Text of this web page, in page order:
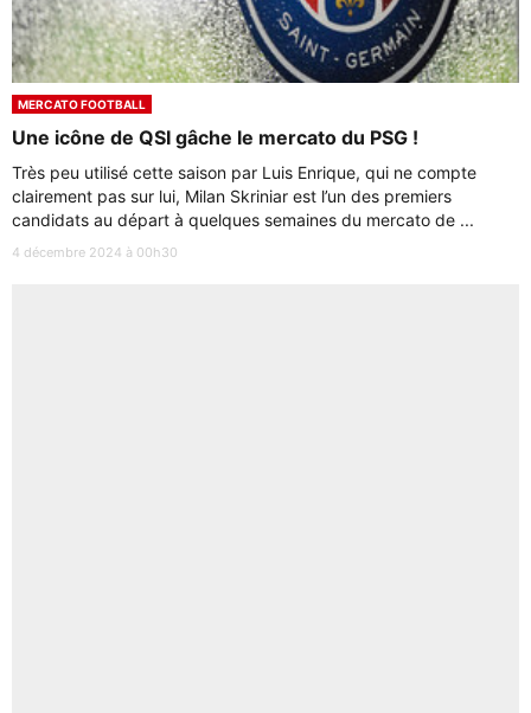
MERCATO FOOTBALL
Une icône de QSI gâche le mercato du PSG !
Très peu utilisé cette saison par Luis Enrique, qui ne compte
clairement pas sur lui, Milan Skriniar est l’un des premiers
candidats au départ à quelques semaines du mercato de ...
4 décembre 2024 à 00h30